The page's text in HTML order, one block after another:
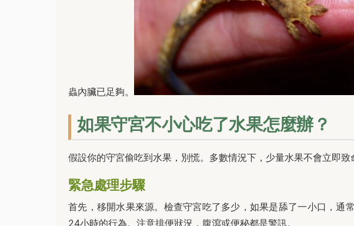
蟲內臟已足夠。
如果守宮不小心吃了水果怎麼辦？
假設你的守宮偷吃到水果，別慌。多數情況下，少量水果不會立即致
緊急處理步驟
首先，移開水果來源。檢查守宮吃了多少，如果是舔了一小口，通
24小時的行為。注意排便狀況，腹瀉或便秘都是警訊。